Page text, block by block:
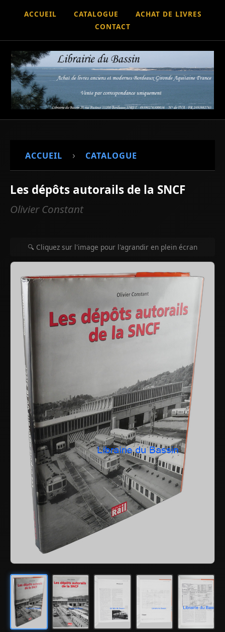
ACCUEIL CATALOGUE
ACHAT DE LIVRES
CONTACT
ACCUEIL › CATALOGUE
Les dépôts autorails de la SNCF
Olivier Constant
🔍 Cliquez sur l'image pour l'agrandir en plein écran